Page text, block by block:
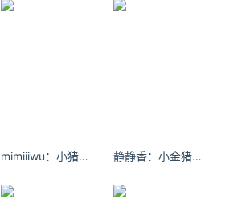
不代表 汇率网 立场
mimiiiwu：小猪佩奇身上纹，你是我最爱的人。 静静香：小金猪摔在地上，是梦破碎的声音